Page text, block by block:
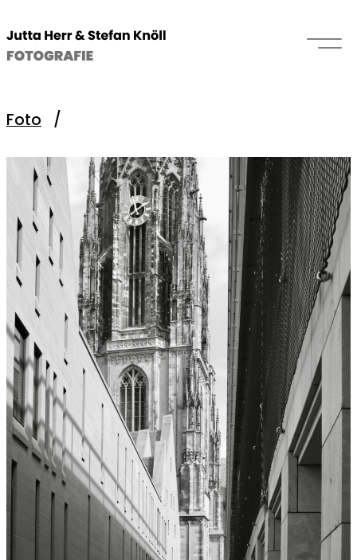
Foto /